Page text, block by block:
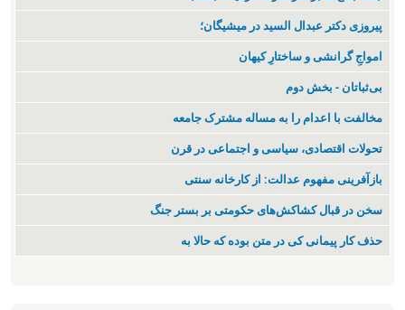
پیروزی دکتر عبدال السید در میشیگان؛
‌امواجِ گرانشی و ساختارِ کیهان
بی‌ثباتان - بخش دوم
مخالفت با اعدام را به مساله مشترک جامعه
تحولات اقتصادی، سیاسی و اجتماعی در قرن
بازآفرینی مفهوم عدالت: از کارخانه سنتی
سخن در قبال کشاکش‌های حکومتی بر بستر جنگ
حذف کار پیمانی کی در متن بودە کە حالا بە